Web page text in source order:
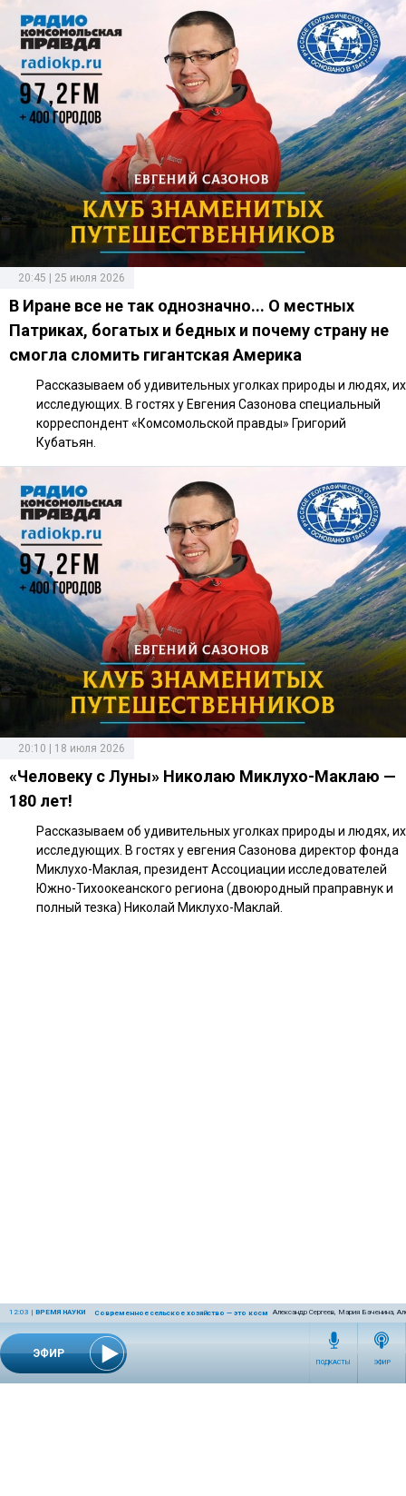
ЭФИР
12:03 | ВРЕМЯ НАУКИ Современное сельское хозяйство — это космос! Или даже круче!
Александр Сергеев, Мария Баченина,
ПОДКАСТЫ ЭФИР
20:45 | 25 июля 2026
В Иране все не так однозначно... О местных
Патриках, богатых и бедных и почему страну не
смогла сломить гигантская Америка
Рассказываем об удивительных уголках природы и людях, их
исследующих. В гостях у Евгения Сазонова специальный
корреспондент «Комсомольской правды» Григорий
Кубатьян.
20:10 | 18 июля 2026
«Человеку с Луны» Николаю Миклухо-Маклаю —
180 лет!
Рассказываем об удивительных уголках природы и людях, их
исследующих. В гостях у евгения Сазонова директор фонда
Миклухо-Маклая, президент Ассоциации исследователей
Южно-Тихоокеанского региона (двоюродный праправнук и
полный тезка) Николай Миклухо-Маклай.